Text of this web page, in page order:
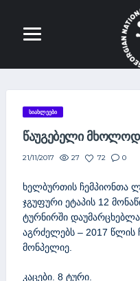
ᲡᲘᲐᲮᲚᲔᲔᲑᲘ
ᲬᲐᲣᲒᲔᲑᲔᲚᲘ
21/11/2017 27 72 0
ხელბურთის ჩემპიონთა
ჯგუფური ეტაპის 12
ტურნირში
აგრძელებს – 2017 წლის
მონპელიე.
კაცები. 8 ტური.